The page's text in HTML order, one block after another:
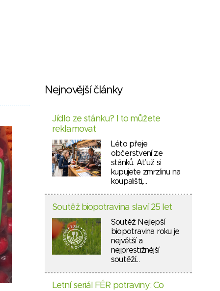
Nejnovější články
Jídlo ze stánku? I to můžete
reklamovat
Léto přeje
občerstvení ze
stánků. Ať už si
kupujete zmrzlinu na
koupališti,…
Soutěž biopotravina slaví 25 let
Soutěž Nejlepší
biopotravina roku je
největší a
nejprestižnější
soutěží…
Letní seriál FÉR potraviny: Co